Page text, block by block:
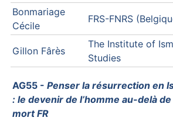
Bonmariage
Cécile
FRS-FNRS
Gillon Fârès
The Institute of
Studies
AG55 -Penser la résurrection en
: le devenir de l’homme au-delà de
mort FR